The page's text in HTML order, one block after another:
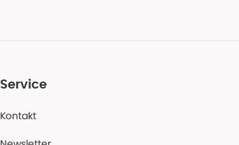
Service
Kontakt